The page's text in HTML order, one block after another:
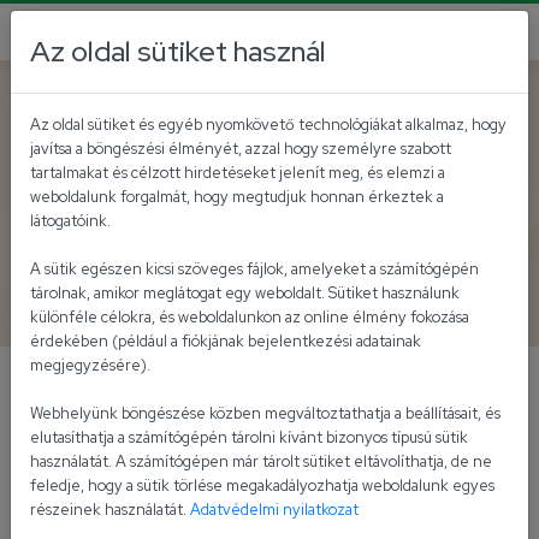
Vissza
Nemzeti Technológia
Program
Magas hozzáadott értékű zöldségtermék és
technológiai fejlesztés az egészséges táplálkozás
Az oldal sütiket használ
Az oldal sütiket és egyéb nyomkövető technológiákat alkalmaz, hogy
javítsa a böngészési élményét, azzal hogy személyre szabott
tartalmakat és célzott hirdetéseket jelenít meg, és elemzi a
weboldalunk forgalmát, hogy megtudjuk honnan érkeztek a
látogatóink.
A sütik egészen kicsi szöveges fájlok, amelyeket a számítógépén
tárolnak, amikor meglátogat egy weboldalt. Sütiket használunk
különféle célokra, és weboldalunkon az online élmény fokozása
érdekében (például a fiókjának bejelentkezési adatainak
megjegyzésére).
Webhelyünk böngészése közben megváltoztathatja a beállításait, és
elutasíthatja a számítógépén tárolni kívánt bizonyos típusú sütik
használatát. A számítógépen már tárolt sütiket eltávolíthatja, de ne
feledje, hogy a sütik törlése megakadályozhatja weboldalunk egyes
részeinek használatát. Adatvédelmi nyilatkozat